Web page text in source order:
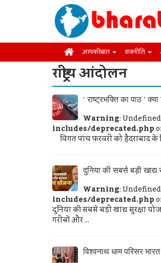
आपकी बात राजनीति
राष्ट्रीय आंदोलन
‘ राष्ट्रभक्ति का पाठ ‘
Warning:
includes/deprecated.php
विगत पांच फ़रवरी को हैदराबाद
दुनिया की सबसे बड़ी खाद्य
Warning:
includes/deprecated.php
दुनिया की सबसे बड़ी खाद्य सुरक्षा
गरीबों और ...
विश्वनाथ धाम परिसर